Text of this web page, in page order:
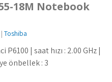
18M Notebook
| Toshiba
| saat hızı : 2.00 GHz |
önbellek : 3